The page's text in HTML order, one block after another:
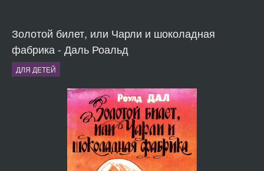
Золотой билет, или Чарли и шоколадная
фабрика - Даль Роальд
ДЛЯ ДЕТЕЙ